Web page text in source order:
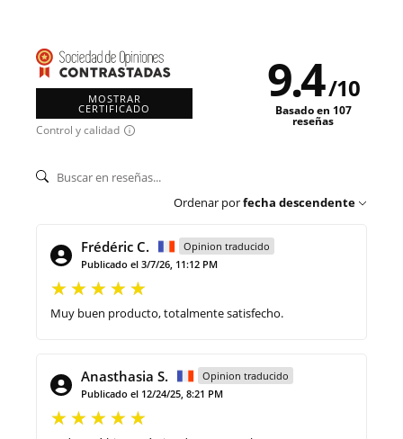
MOSTRAR
CERTIFICADO
Control y calidad
9.4/10
Basado en 107
reseñas
Ordenar porfecha descendente
Frédéric C.
Opinion traducido
Publicado el 3/7/26, 11:12 PM
Muy buen producto, totalmente satisfecho.
Anasthasia S.
Opinion traducido
Publicado el 12/24/25, 8:21 PM